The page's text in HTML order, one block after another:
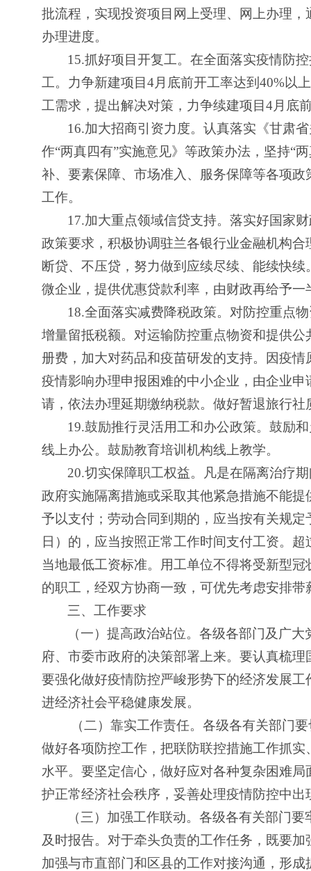
批流程，实现投资项目网上受理、网上办理
办理进度。
15.抓好项目开复工。在全面落实疫情防
工。力争新建项目4月底前开工率达到40%以
工需求，提出解决对策，力争续建项目4月底
16.加大招商引资力度。认真落实《甘肃
作“两真四有”实施意见》等政策办法，坚持“
补、要素保障、市场准入、服务保障等各项
工作。
17.加大重点领域信贷支持。落实好国家
政策要求，积极协调驻兰各银行业金融机构
断贷、不压贷，努力做到应续尽续、能续快
微企业，提供优惠贷款利率，由财政再给予
18.全面落实减费降税政策。对防控重点
增量留抵税额。对运输防控重点物资和提供
册费，加大对药品和疫苗研发的支持。因疫
疫情影响办理申报困难的中小企业，由企业
请，依法办理延期缴纳税款。做好暂退旅行
19.鼓励推行灵活用工和办公政策。鼓励
线上办公。鼓励教育培训机构线上教学。
20.切实保障职工权益。凡是在隔离治疗
政府实施隔离措施或采取其他紧急措施不能
予以支付；劳动合同到期的，应当按有关规
日）的，应当按照正常工作时间支付工资。
当地最低工资标准。用工单位不得将受新型
的职工，经双方协商一致，可优先考虑安排
三、工作要求
（一）提高政治站位。各级各部门及广
府、市委市政府的决策部署上来。要认真梳
要强化做好疫情防控严峻形势下的经济发展
进经济社会平稳健康发展。
（二）靠实工作责任。各级各有关部门
做好各项防控工作，把联防联控措施工作抓
水平。要坚定信心，做好应对各种复杂困难
护正常经济社会秩序，妥善处理疫情防控中
（三）加强工作联动。各级各有关部门
及时报告。对于牵头负责的工作任务，既要
加强与市直部门和区县的工作对接沟通，形